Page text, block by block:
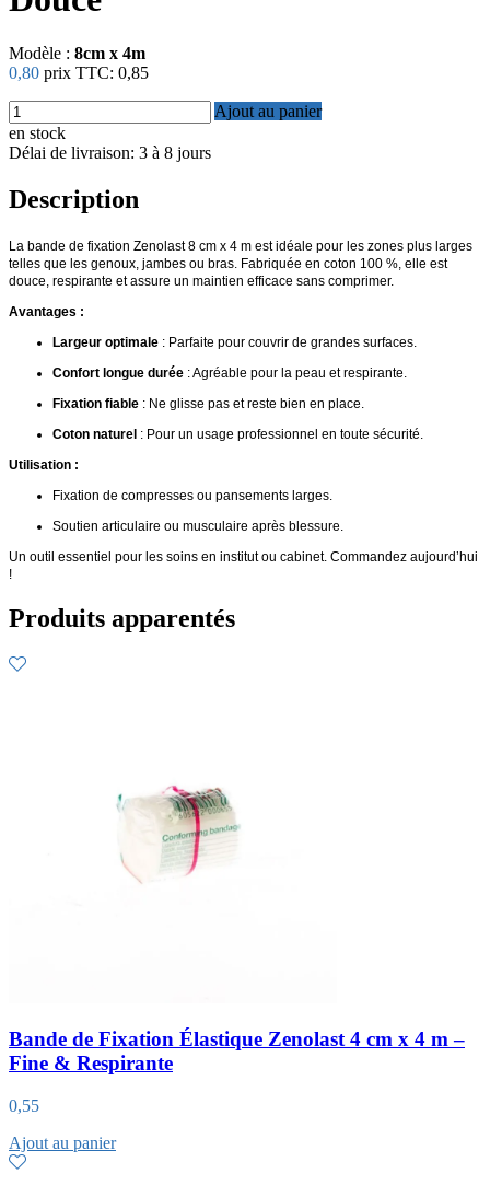
Modèle : 8cm x 4m
0,80 prix TTC: 0,85
Ajout au panier
en stock
Délai de livraison: 3 à 8 jours
Description
La bande de fixation Zenolast 8 cm x 4 m est idéale pour les zones plus larges
telles que les genoux, jambes ou bras. Fabriquée en coton 100 %, elle est
douce, respirante et assure un maintien efficace sans comprimer.
Avantages :
Largeur optimale : Parfaite pour couvrir de grandes surfaces.
Confort longue durée : Agréable pour la peau et respirante.
Fixation fiable : Ne glisse pas et reste bien en place.
Coton naturel : Pour un usage professionnel en toute sécurité.
Utilisation :
Fixation de compresses ou pansements larges.
Soutien articulaire ou musculaire après blessure.
Un outil essentiel pour les soins en institut ou cabinet. Commandez aujourd’hui
!
Produits apparentés
Bande de Fixation Élastique Zenolast 4 cm x 4 m –
Fine & Respirante
0,55
Ajout au panier